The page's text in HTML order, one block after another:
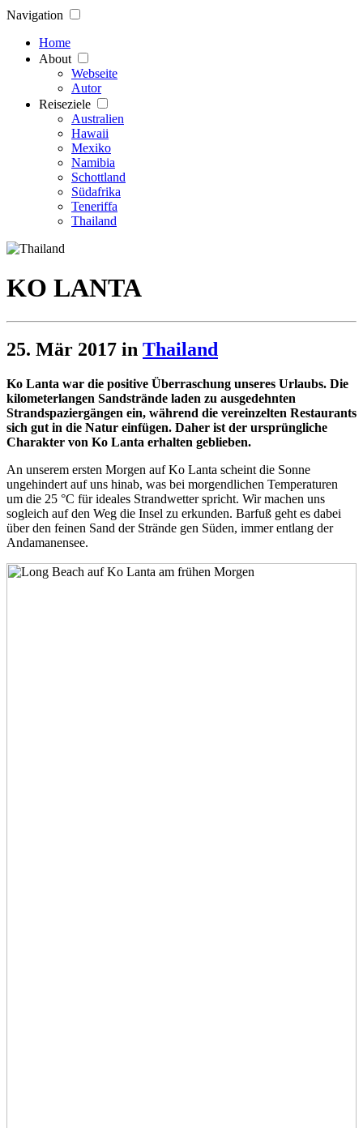
Navigation
Home
About
Webseite
Autor
Reiseziele
Australien
Hawaii
Mexiko
Namibia
Schottland
Südafrika
Teneriffa
Thailand
KO LANTA
25. Mär 2017 in Thailand
Ko Lanta war die positive Überraschung unseres Urlaubs. Die
kilometerlangen Sandstrände laden zu ausgedehnten
Strandspaziergängen ein, während die vereinzelten Restaurants
sich gut in die Natur einfügen. Daher ist der ursprüngliche
Charakter von Ko Lanta erhalten geblieben.
An unserem ersten Morgen auf Ko Lanta scheint die Sonne
ungehindert auf uns hinab, was bei morgendlichen Temperaturen
um die 25 °C für ideales Strandwetter spricht. Wir machen uns
sogleich auf den Weg die Insel zu erkunden. Barfuß geht es dabei
über den feinen Sand der Strände gen Süden, immer entlang der
Andamanensee.